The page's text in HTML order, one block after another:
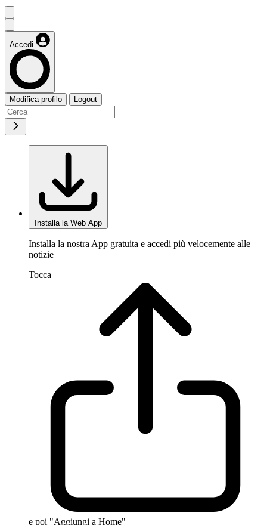
Accedi
Modifica profilo Logout
Installa la Web App
Installa la nostra App gratuita e accedi più velocemente alle
notizie
Tocca
e poi "Aggiungi a Home"